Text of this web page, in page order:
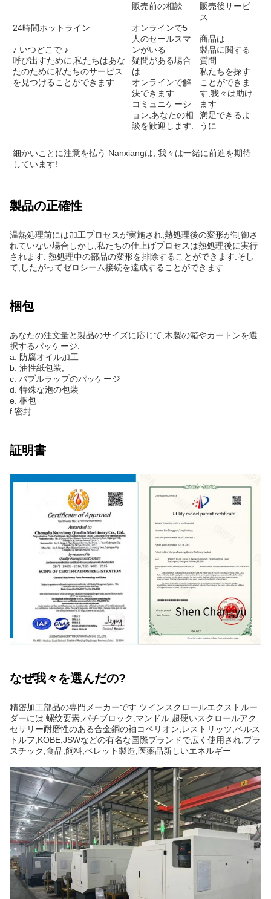
24時間ホットライン
♪ いつどこで ♪
呼び出すために,私たちはあな
たのために私たちのサービス
を見つけることができます.
販売前の相談
オンラインで5
人のセールスマ
ンがいる
疑問がある場合
は
オンラインで解
決できます
コミュニケーシ
ョン,あなたの相
談を歓迎します.
販売後サービ
ス
商品は
製品に関する
質問
私たちを探す
ことができま
す,我々は助け
ます
満足できるよ
うに
細かいことに注意を払う Nanxiangは, 我々は一緒に前進を期待
しています!
製品の正確性
温熱処理前には加工プロセスが実施され,熱処理後の変形が制御さ
れていない場合しかし,私たちの仕上げプロセスは熱処理後に実行
されます. 熱処理中の部品の変形を排除することができます.そし
て,したがってゼロシーム接続を達成することができます.
梱包
あなたの注文量と製品のサイズに応じて,木製の箱やカートンを選
択するパッケージ:
a. 防腐オイル加工
b. 油性紙包装,
c. バブルラップのパッケージ
d. 特殊な泡の包装
e. 梱包
f 密封
証明書
なぜ我々を選んだの?
精密加工部品の専門メーカーです ツインスクロールエクストルー
ダーには 螺纹要素,パチブロック,マンドル,超硬いスクロールアク
セサリー耐磨性のある合金鋼の袖コペリオン,レストリッツ,ベルス
トルフ,KOBE,JSWなどの有名な国際ブランドで広く使用され,プラ
スチック,食品,飼料,ペレット製造,医薬品新しいエネルギー